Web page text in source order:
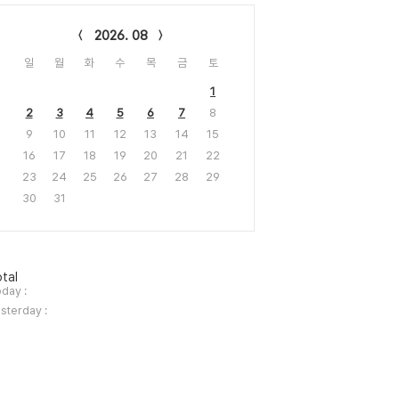
2026. 08
일 월 화 수 목 금 토
1
2
3 4 5 6 7
8
9
10 11 12 13 14
15
16
17 18 19 20 21
22
23
24 25 26 27 28
29
30
31
:
: